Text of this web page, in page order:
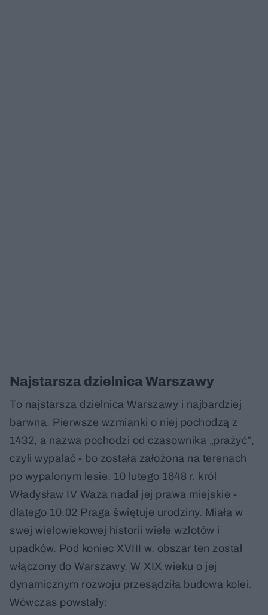
Najstarsza dzielnica Warszawy
To najstarsza dzielnica Warszawy i najbardziej
barwna. Pierwsze wzmianki o niej pochodzą z
1432, a nazwa pochodzi od czasownika „prażyć”,
czyli wypalać - bo została założona na terenach
po wypalonym lesie. 10 lutego 1648 r. król
Władysław IV Waza nadał jej prawa miejskie -
dlatego 10.02 Praga świętuje urodziny. Miała w
swej wielowiekowej historii wiele wzlotów i
upadków. Pod koniec XVIII w. obszar ten został
włączony do Warszawy. W XIX wieku o jej
dynamicznym rozwoju przesądziła budowa kolei.
Wówczas powstały: